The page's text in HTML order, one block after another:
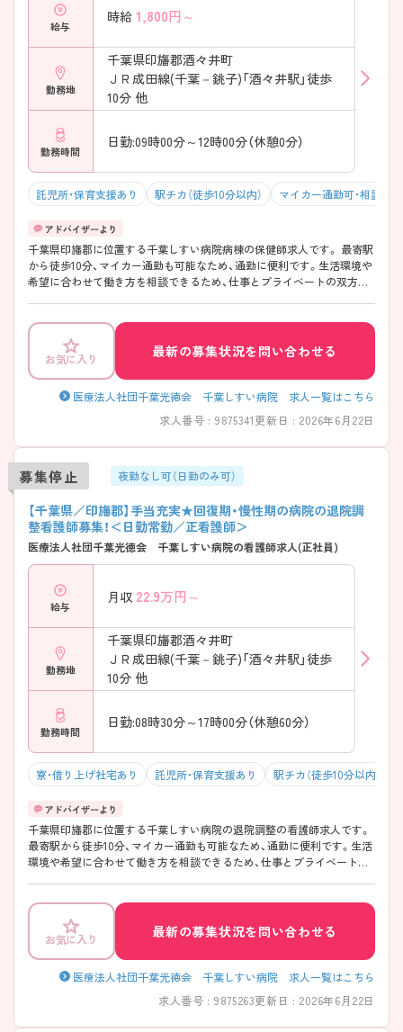
給与
時給 1,800円～
勤務地
千葉県印旛郡酒々井町
ＪＲ成田線(千葉－銚子)「酒々井駅」徒歩
10分 他
勤務時間
日勤:09時00分～12時00分（休憩0分）
託児所・保育支援あり 駅チカ（徒歩10分以内） マイカー通勤可・相談可
千葉県印旛郡に位置する千葉しすい病院病棟の保健師求人です。 最寄駅
から徒歩10分、マイカー通勤も可能なため、通勤に便利です。生活環境や
希望に合わせて働き方を相談できるため、仕事とプライベートの双方が
は、面接対策ポイントなどさらに詳細をお話いたしますので、お気軽にご
相談ください。
お気に入り
最新の募集状況を問い合わせる
医療法人社団千葉光徳会 千葉しすい病院 求人一覧はこちら
求人番号 : 9875341更新日 : 2026年6月22日
募集停止 夜勤なし可（日勤のみ可）
【千葉県／印旛郡】手当充実★回復期・慢性期の病院の退院調
整看護師募集！＜日勤常勤／正看護師＞
医療法人社団千葉光徳会 千葉しすい病院の看護師求人(正社員)
給与
月収 22.9万円～
勤務地
千葉県印旛郡酒々井町
ＪＲ成田線(千葉－銚子)「酒々井駅」徒歩
10分 他
勤務時間
日勤:08時30分～17時00分（休憩60分）
寮・借り上げ社宅あり 託児所・保育支援あり 駅チカ（徒歩10分以内）
千葉県印旛郡に位置する千葉しすい病院の退院調整の看護師求人です。
最寄駅から徒歩10分、マイカー通勤も可能なため、通勤に便利です。生活
環境や希望に合わせて働き方を相談できるため、仕事とプライベートの
る方には、面接対策ポイントなどさらに詳細をお話いたしますので、お気
軽にご相談ください
お気に入り
最新の募集状況を問い合わせる
医療法人社団千葉光徳会 千葉しすい病院 求人一覧はこちら
求人番号 : 9875263更新日 : 2026年6月22日